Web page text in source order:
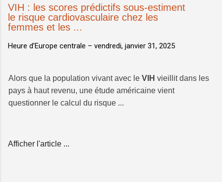
VIH : les scores prédictifs sous-estiment
le risque cardiovasculaire chez les
femmes et les ...
Heure d’Europe centrale – vendredi, janvier 31, 2025
Alors que la population vivant avec le VIH vieillit dans les
pays à haut revenu, une étude américaine vient
questionner le calcul du risque ...
Afficher l'article ...